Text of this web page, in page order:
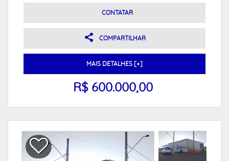
CONTATAR
COMPARTILHAR
MAIS DETALHES [+]
R$ 600.000,00